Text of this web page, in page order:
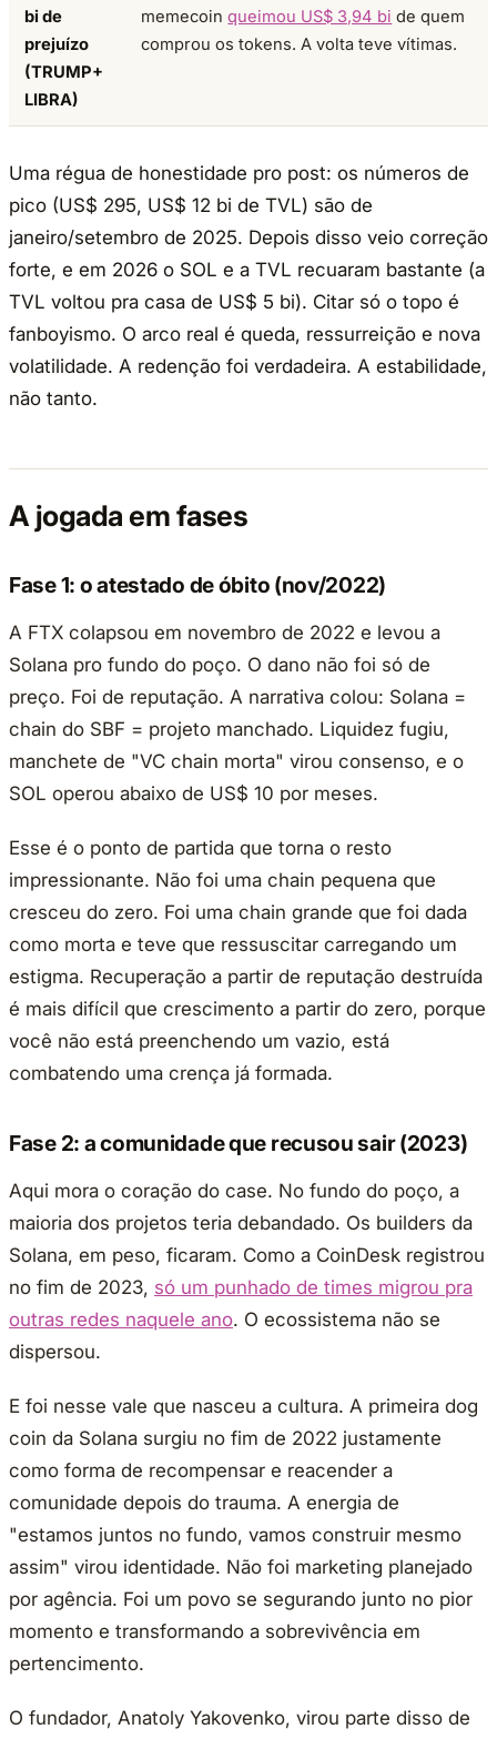
bi de
prejuízo
(TRUMP+
LIBRA)
memecoinqueimou US$ 3,94 bi de quem
comprou os tokens. A volta teve vítimas.
Uma régua de honestidade pro post: os números de
pico (US$ 295, US$ 12 bi de TVL) são de
janeiro/setembro de 2025. Depois disso veio correção
forte, e em 2026 o SOL e a TVL recuaram bastante (a
TVL voltou pra casa de US$ 5 bi). Citar só o topo é
fanboyismo. O arco real é queda, ressurreição e nova
volatilidade. A redenção foi verdadeira. A estabilidade,
não tanto.
A jogada em fases
Fase 1: o atestado de óbito (nov/2022)
A FTX colapsou em novembro de 2022 e levou a
Solana pro fundo do poço. O dano não foi só de
preço. Foi de reputação. A narrativa colou: Solana =
chain do SBF = projeto manchado. Liquidez fugiu,
manchete de "VC chain morta" virou consenso, e o
SOL operou abaixo de US$ 10 por meses.
Esse é o ponto de partida que torna o resto
impressionante. Não foi uma chain pequena que
cresceu do zero. Foi uma chain grande que foi dada
como morta e teve que ressuscitar carregando um
estigma. Recuperação a partir de reputação destruída
é mais difícil que crescimento a partir do zero, porque
você não está preenchendo um vazio, está
combatendo uma crença já formada.
Fase 2: a comunidade que recusou sair (2023)
Aqui mora o coração do case. No fundo do poço, a
maioria dos projetos teria debandado. Os builders da
Solana, em peso, ficaram. Como a CoinDesk registrou
no fim de 2023, só um punhado de times migrou pra
outras redes naquele ano. O ecossistema não se
dispersou.
E foi nesse vale que nasceu a cultura. A primeira dog
coin da Solana surgiu no fim de 2022 justamente
como forma de recompensar e reacender a
comunidade depois do trauma. A energia de
"estamos juntos no fundo, vamos construir mesmo
assim" virou identidade. Não foi marketing planejado
por agência. Foi um povo se segurando junto no pior
momento e transformando a sobrevivência em
pertencimento.
O fundador, Anatoly Yakovenko, virou parte disso de